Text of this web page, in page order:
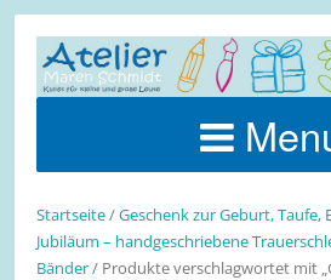
Startseite/Geschenk zur Geburt, Taufe,
Jubiläum – handgeschriebene
Bänder/ Produkte verschlagwortet mit